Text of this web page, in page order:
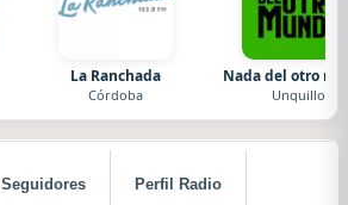
La Ranchada
Córdoba
Nada del otro
Unquillo
Seguidores Perfil Radio